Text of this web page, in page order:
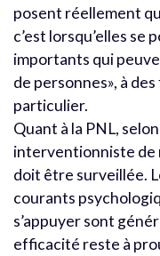
posent réellement
c’est lorsqu’elles se
importants qui
de personnes», à
particulier.
Quant à la PNL,
interventionniste de
doit être surveillée.
courants
s’appuyer sont
efficacité reste à